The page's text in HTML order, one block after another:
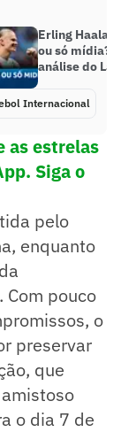
Erling
ou só mídia?
análise do
Internacional
as estrelas
Siga o
pelo
enquanto
Com pouco
o
preservar
que
o dia 7 de